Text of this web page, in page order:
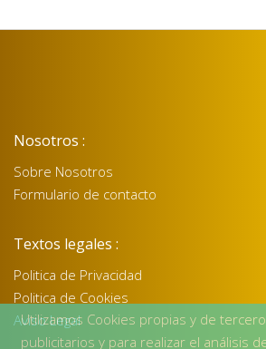
Utilizamos Cookies propias y de
publicitarios y para realizar el análisis
Nosotros :
Sobre Nosotros
Formulario de contacto
Textos legales :
Politica de Privacidad
Politica de Cookies
Aviso Legal